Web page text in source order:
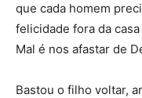
que cada homem
felicidade fora da
Mal é nos afastar de
Bastou o filho voltar,